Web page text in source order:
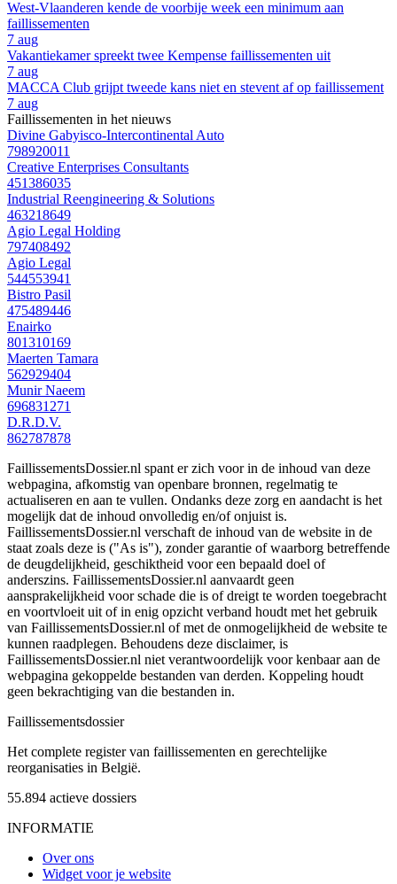
West-Vlaanderen kende de voorbije week een minimum aan
faillissementen
7 aug
Vakantiekamer spreekt twee Kempense faillissementen uit
7 aug
MACCA Club grijpt tweede kans niet en stevent af op faillissement
7 aug
Faillissementen in het nieuws
Divine Gabyisco-Intercontinental Auto
798920011
Creative Enterprises Consultants
451386035
Industrial Reengineering & Solutions
463218649
Agio Legal Holding
797408492
Agio Legal
544553941
Bistro Pasil
475489446
Enairko
801310169
Maerten Tamara
562929404
Munir Naeem
696831271
D.R.D.V.
862787878
FaillissementsDossier.nl spant er zich voor in de inhoud van deze
webpagina, afkomstig van openbare bronnen, regelmatig te
actualiseren en aan te vullen. Ondanks deze zorg en aandacht is het
mogelijk dat de inhoud onvolledig en/of onjuist is.
FaillissementsDossier.nl verschaft de inhoud van de website in de
staat zoals deze is ("As is"), zonder garantie of waarborg betreffende
de deugdelijkheid, geschiktheid voor een bepaald doel of
anderszins. FaillissementsDossier.nl aanvaardt geen
aansprakelijkheid voor schade die is of dreigt te worden toegebracht
en voortvloeit uit of in enig opzicht verband houdt met het gebruik
van FaillissementsDossier.nl of met de onmogelijkheid de website te
kunnen raadplegen. Behoudens deze disclaimer, is
FaillissementsDossier.nl niet verantwoordelijk voor kenbaar aan de
webpagina gekoppelde bestanden van derden. Koppeling houdt
geen bekrachtiging van die bestanden in.
Faillissementsdossier
Het complete register van faillissementen en gerechtelijke
reorganisaties in België.
55.894 actieve dossiers
INFORMATIE
Over ons
Widget voor je website